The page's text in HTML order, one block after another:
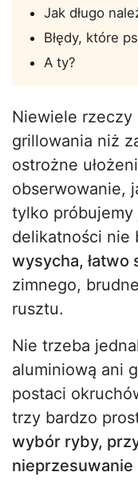
Jak długo
Błędy, które
A ty?
Niewiele
grillowania niż
ostrożne
obserwowanie,
tylko próbujemy
delikatności nie
wysycha, łatwo
zimnego,
rusztu.
Nie trzeba
aluminiową ani
postaci
trzy bardzo
wybór ryby,